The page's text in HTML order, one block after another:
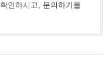
확인하시고, 문의하기 를